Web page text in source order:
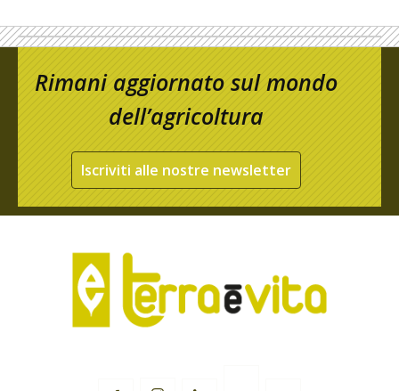
Rimani aggiornato sul mondo
dell’agricoltura
Iscriviti alle nostre newsletter